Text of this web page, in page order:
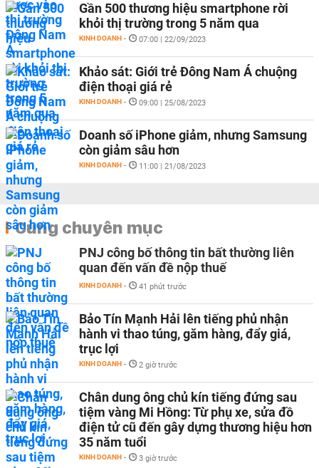
Gần 500 thương hiệu smartphone rời
khỏi thị trường trong 5 năm qua
KINH DOANH - 07:00 | 22/09/2023
Khảo sát: Giới trẻ Đông Nam Á chuộng
điện thoại giá rẻ
KINH DOANH - 09:00 | 25/08/2023
Doanh số iPhone giảm, nhưng Samsung
còn giảm sâu hơn
KINH DOANH - 11:00 | 21/08/2023
Cùng chuyên mục
PNJ công bố thông tin bất thường liên
quan đến vấn đề nộp thuế
KINH DOANH - 41 phút trước
Bảo Tín Mạnh Hải lên tiếng phủ nhận
hành vi thao túng, găm hàng, đẩy giá,
trục lợi
KINH DOANH - 2 giờ trước
Chân dung ông chủ kín tiếng đứng sau
tiệm vàng Mi Hồng: Từ phụ xe, sửa đồ
điện tử cũ đến gây dựng thương hiệu hơn
35 năm tuổi
KINH DOANH - 3 giờ trước